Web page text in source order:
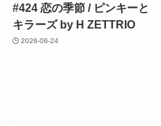
#424 恋の季節 / ピンキーと
キラーズ by H ZETTRIO
2026-06-24